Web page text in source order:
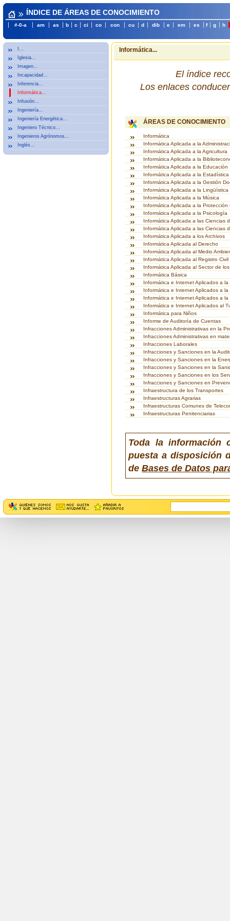
ÍNDICE DE ÁREAS DE CONOCIMIENTO
#-0-a am as b c ci co con cu d dib e em es f g h
I...
Iglesia...
Imagen...
Incapacidad...
Inferencia...
Informática...
Infusión...
Ingeniería...
Ingeniería Energética...
Ingeniero Técnico...
Ingenieros Agrónomos...
Inglés...
Informática...
El índice
Los enlaces
ÁREAS DE CONOCIMIENTO
Informática
Informática Aplicada a la
Informática Aplicada a la Agricultura
Informática Aplicada a la
Informática Aplicada a la Educación
Informática Aplicada a la Estadística
Informática Aplicada a la Gestión
Informática Aplicada a la Lingüística
Informática Aplicada a la Música
Informática Aplicada a la Protección
Informática Aplicada a la Psicología
Informática Aplicada a las Ciencias
Informática Aplicada a las Ciencias
Informática Aplicada a los Archivos
Informática Aplicada al Derecho
Informática Aplicada al Medio
Informática Aplicada al Registro Civil
Informática Aplicada al Sector de
Informática Básica
Informática e Internet Aplicados a
Informática e Internet Aplicados a
Informática e Internet Aplicados a la
Informática e Internet Aplicados al
Informática para Niños
Informe de Auditoría de Cuentas
Infracciones Administrativas en la
Infracciones Administrativas en
Infracciones Laborales
Infracciones y Sanciones en la
Infracciones y Sanciones en la
Infracciones y Sanciones en la
Infracciones y Sanciones en los
Infracciones y Sanciones en
Infraestructura de los Transportes
Infraestructuras Agrarias
Infraestructuras Comunes de
Infraestructuras Penitenciarias
Toda la información
puesta a disposición
deBases de Datos